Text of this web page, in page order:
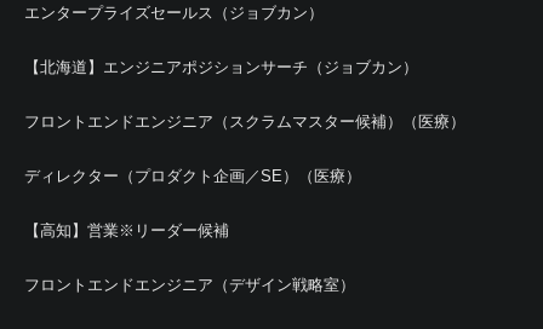
エンタープライズセールス（ジョブカン）
【北海道】エンジニアポジションサーチ（ジョブカン）
フロントエンドエンジニア（スクラムマスター候補）（医療）
ディレクター（プロダクト企画／SE）（医療）
【高知】営業※リーダー候補
フロントエンドエンジニア（デザイン戦略室）